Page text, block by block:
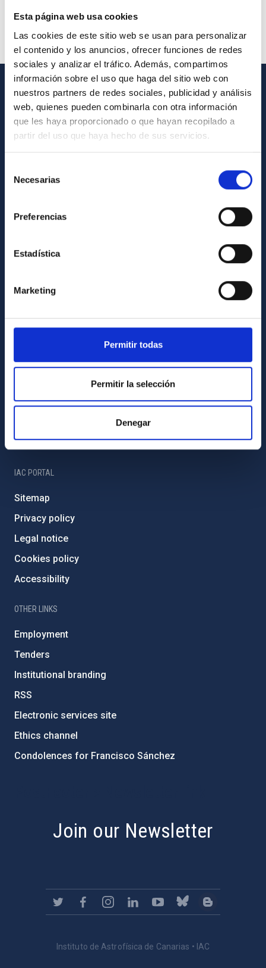
Esta página web usa cookies
Las cookies de este sitio web se usan para personalizar
el contenido y los anuncios, ofrecer funciones de redes
sociales y analizar el tráfico. Además, compartimos
información sobre el uso que haga del sitio web con
nuestros partners de redes sociales, publicidad y análisis
web, quienes pueden combinarla con otra información
que les haya proporcionado o que hayan recopilado a
partir del uso que haya hecho de sus servicios.
Necesarias
Preferencias
Estadística
Marketing
Permitir todas
Permitir la selección
Denegar
GENERAL INFORMATION
Contact
Library
Legislation
Gender equality and diversity
Environment and Sustainability
Forever IAC
External funding
Severo Ochoa Programme
IAC Friends
IAC PORTAL
Sitemap
Privacy policy
Legal notice
Cookies policy
Accessibility
OTHER LINKS
Employment
Tenders
Institutional branding
RSS
Electronic services site
Ethics channel
Condolences for Francisco Sánchez
Join our Newsletter
Instituto de Astrofísica de Canarias • IAC